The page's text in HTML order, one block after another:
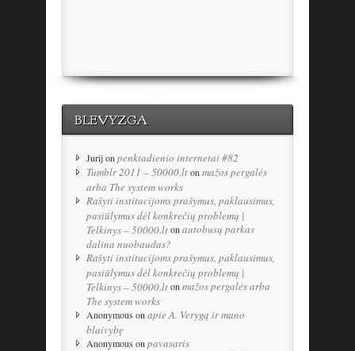
BLEVYZGA
Jurijon penktadienio internetai #82
Tumblr 2011 – 50000.lton mažos pergalės
arba The system works
Rašyti institucijoms prašymus, paklausimus,
pasiūlymus dėl konkrečių problemų |
Telkinys – 50000.lton autobusų parkas
dalina nuobaudas?
Rašyti institucijoms prašymus, paklausimus,
pasiūlymus dėl konkrečių problemų |
Telkinys – 50000.lton mažos pergalės arba
The system works
Anonymous on apie A. Verygą ir mano
blaivybę
Anonymous on pavasaris